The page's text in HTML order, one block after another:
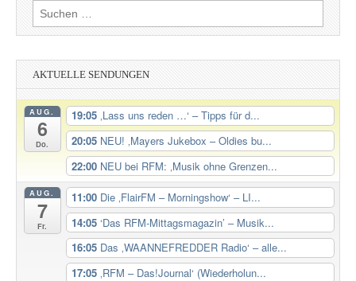
Suchen
nach:
AKTUELLE SENDUNGEN
AUG.
6
Do.
19:05 ‚Lass uns reden …‘ – Tipps für d...
20:05 NEU! ‚Mayers Jukebox – Oldies bu...
22:00 NEU bei RFM: ‚Musik ohne Grenzen...
AUG.
7
Fr.
11:00 Die ‚FlairFM – Morningshow‘ – LI...
14:05 ‘Das RFM-Mittagsmagazin’ – Musik...
16:05 Das ‚WAANNEFREDDER Radio‘ – alle...
17:05 ‚RFM – Das!Journal‘ (Wiederholun...